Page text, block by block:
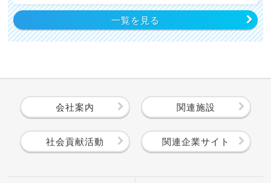
一覧を見る
会社案内 関連施設
社会貢献活動 関連企業サイト